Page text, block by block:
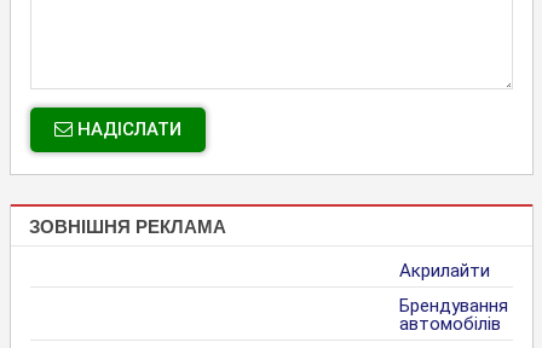
НАДІСЛАТИ
ЗОВНІШНЯ РЕКЛАМА
Акрилайти
Брендування
автомобілів